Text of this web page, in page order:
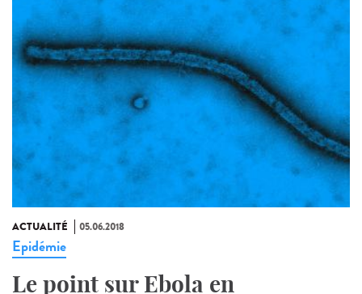
ACTUALITÉ 05.06.2018
Epidémie
Le point sur Ebola en